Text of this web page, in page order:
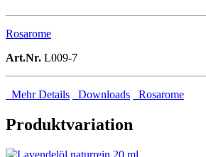
Rosarome
Art.Nr. L009-7
Mehr Details Downloads Rosarome
Produktvariation